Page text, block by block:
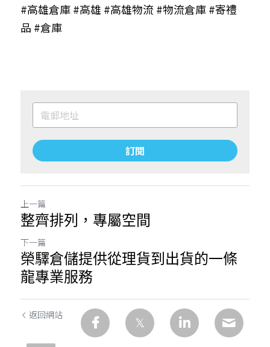
#高雄倉庫#高雄 #高雄物流 #物流倉庫#寄禮
品 #倉庫
訂閱
上一篇
整齊排列，專屬空間
下一篇
榮驛倉儲提供從理貨到出貨的一條
龍專業服務
返回網站